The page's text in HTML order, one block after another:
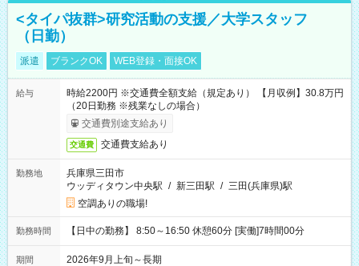
<タイパ抜群>研究活動の支援／大学スタッフ
（日勤）
派遣 ブランクOK WEB登録・面接OK
給与
時給2200円 ※交通費全額支給（規定あり） 【月収例】30.8万円
（20日勤務 ※残業なしの場合）
交通費別途支給あり
交通費 交通費支給あり
勤務地
兵庫県三田市
ウッディタウン中央駅 / 新三田駅 / 三田(兵庫県)駅
空調ありの職場!
勤務時間 【日中の勤務】 8:50～16:50 休憩60分 [実働]7時間00分
期間 2026年9月上旬～長期